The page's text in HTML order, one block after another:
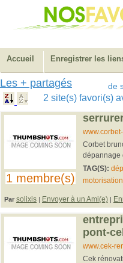
Accueil Enregistrer les
Les + partagés de
2 site(s) favori(s)
1 membre(s)
Corbet
dépannage
TAG(S):
Par solixis | Envoyer à un Ami(e) |
pont-
www.cek-
Cek